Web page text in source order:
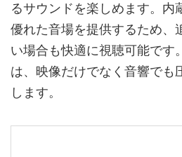
るサウンドを楽しめます。内
優れた音場を提供するため、
い場合も快適に視聴可能です
は、映像だけでなく音響でも
します。